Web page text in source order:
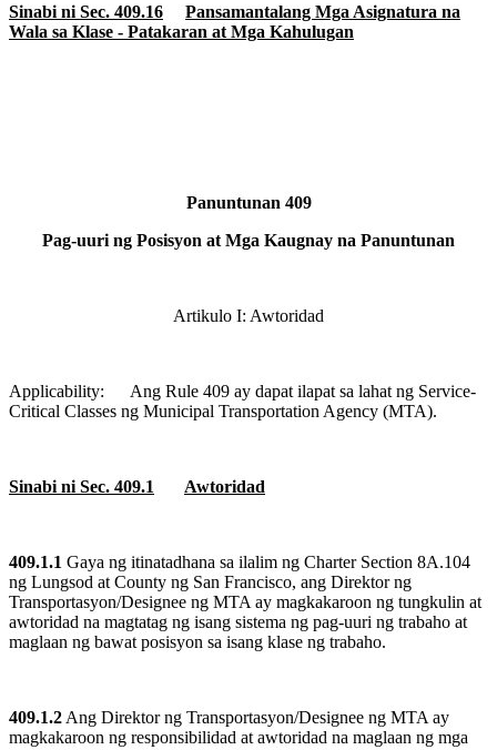
Sinabi ni Sec. 409.16
Pansamantalang Mga Asignatura na
Wala sa Klase - Patakaran at Mga Kahulugan
Panuntunan 409
Pag-uuri ng Posisyon at Mga Kaugnay na Panuntunan
Artikulo I: Awtoridad
Applicability:
Ang Rule 409 ay dapat ilapat sa lahat ng Service-
Critical Classes ng Municipal Transportation Agency (MTA).
Sinabi ni Sec. 409.1 Awtoridad
409.1.1 Gaya ng itinatadhana sa ilalim ng Charter Section 8A.104
ng Lungsod at County ng San Francisco, ang Direktor ng
Transportasyon/Designee ng MTA ay magkakaroon ng tungkulin at
awtoridad na magtatag ng isang sistema ng pag-uuri ng trabaho at
maglaan ng bawat posisyon sa isang klase ng trabaho.
409.1.2 Ang Direktor ng Transportasyon/Designee ng MTA ay
magkakaroon ng responsibilidad at awtoridad na maglaan ng mga